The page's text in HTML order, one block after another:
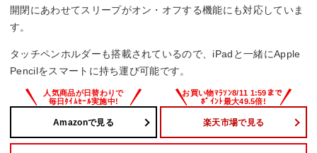
開閉にあわせてスリープがオン・オフする機能にも対応していま
す。
タッチペンホルダーも搭載されているので、iPadと一緒にApple
Pencilをスマートに持ち運び可能です。
Amazonで見る 楽天市場で見る